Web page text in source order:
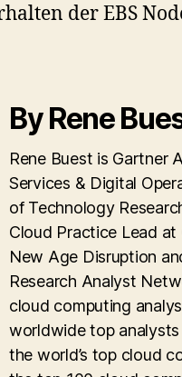
der EBS
By Rene
Rene Buest is Gartner
Services & Digital
of Technology
Cloud Practice Lead at
New Age Disruption
Research Analyst
cloud computing
worldwide top analysts
the world’s top cloud